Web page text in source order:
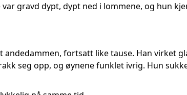
gravd dypt, dypt ned i lommene, og hun
fortsatt like tause. Han virket
seg opp, og øynene funklet ivrig. Hun